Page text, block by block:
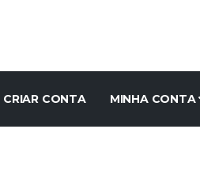
CRIAR CONTA MINHA CONTA